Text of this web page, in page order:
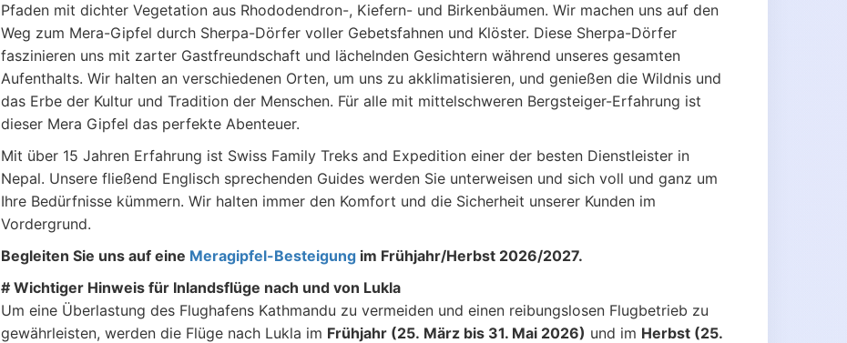
Pfaden mit dichter Vegetation aus Rhododendron-, Kiefern- und Birkenbäumen. Wir machen uns auf den
Weg zum Mera-Gipfel durch Sherpa-Dörfer voller Gebetsfahnen und Klöster. Diese Sherpa-Dörfer
faszinieren uns mit zarter Gastfreundschaft und lächelnden Gesichtern während unseres gesamten
Aufenthalts. Wir halten an verschiedenen Orten, um uns zu akklimatisieren, und genießen die Wildnis und
das Erbe der Kultur und Tradition der Menschen. Für alle mit mittelschweren Bergsteiger-Erfahrung ist
dieser Mera Gipfel das perfekte Abenteuer.
Mit über 15 Jahren Erfahrung ist Swiss Family Treks and Expedition einer der besten Dienstleister in
Nepal. Unsere fließend Englisch sprechenden Guides werden Sie unterweisen und sich voll und ganz um
Ihre Bedürfnisse kümmern. Wir halten immer den Komfort und die Sicherheit unserer Kunden im
Vordergrund.
Begleiten Sie uns auf eine Meragipfel-Besteigungim Frühjahr/Herbst 2026/2027.
# Wichtiger Hinweis für Inlandsflüge nach und von Lukla
Um eine Überlastung des Flughafens Kathmandu zu vermeiden und einen reibungslosen Flugbetrieb zu
gewährleisten, werden die Flüge nach Lukla im Frühjahr (25. März bis 31. Mai 2026) und im Herbst (25.